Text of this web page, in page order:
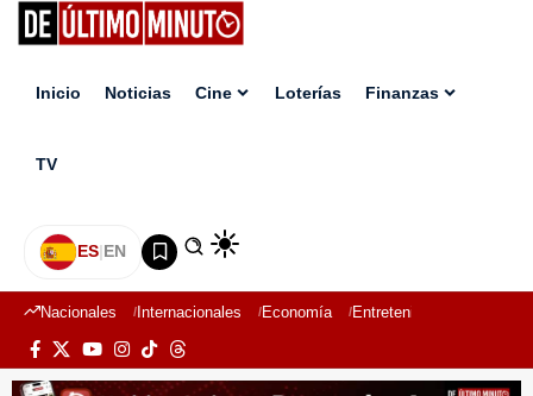
Inicio Noticias Cine Loterías Finanzas
TV
ES|EN
Nacionales Internacionales Economía Entretenimiento